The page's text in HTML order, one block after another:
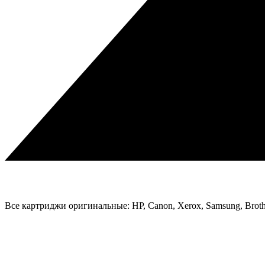
Все картриджи оригинальные: HP, Canon, Xerox, Samsung,